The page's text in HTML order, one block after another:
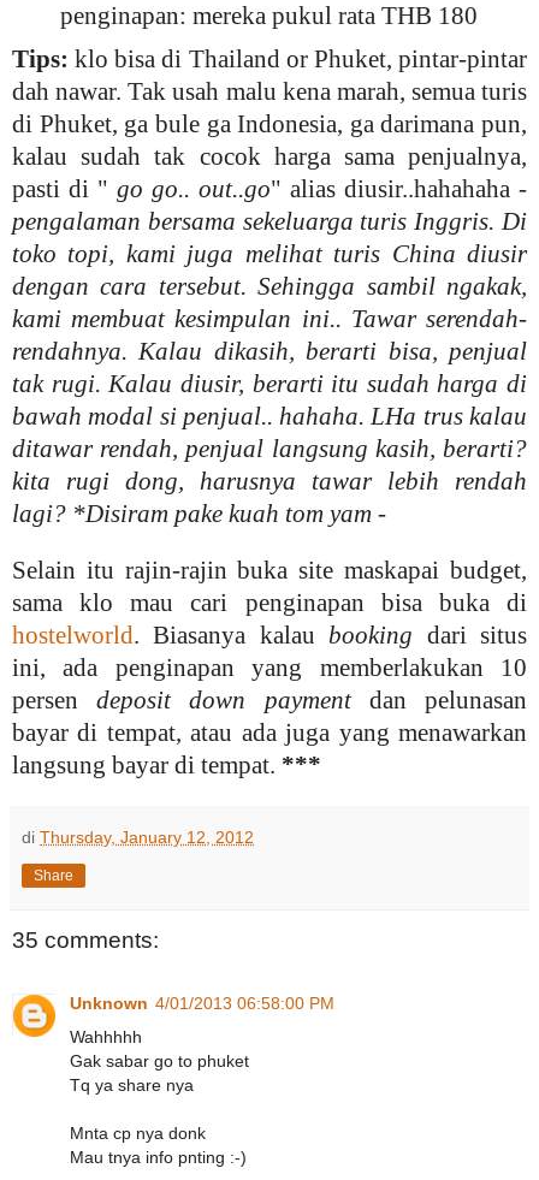
penginapan: mereka pukul rata THB 180
Tips: klo bisa di Thailand or Phuket, pintar-pintar
dah nawar. Tak usah malu kena marah, semua turis
di Phuket, ga bule ga Indonesia, ga darimana pun,
kalau sudah tak cocok harga sama penjualnya,
pasti di " go go.. out..go" alias diusir..hahahaha -
pengalaman bersama sekeluarga turis Inggris. Di
toko topi, kami juga melihat turis China diusir
dengan cara tersebut. Sehingga sambil ngakak,
kami membuat kesimpulan ini.. Tawar serendah-
rendahnya. Kalau dikasih, berarti bisa, penjual
tak rugi. Kalau diusir, berarti itu sudah harga di
bawah modal si penjual.. hahaha. LHa trus kalau
ditawar rendah, penjual langsung kasih, berarti?
kita rugi dong, harusnya tawar lebih rendah
lagi? *Disiram pake kuah tom yam -
Selain itu rajin-rajin buka site maskapai budget,
sama klo mau cari penginapan bisa buka di
hostelworld. Biasanya kalaubooking dari situs
ini, ada penginapan yang memberlakukan 10
persendeposit down paymentdan pelunasan
bayar di tempat, atau ada juga yang menawarkan
langsung bayar di tempat. ***
di Thursday, January 12, 2012
Share
35 comments:
Unknown 4/01/2013 06:58:00 PM
Wahhhhh
Gak sabar go to phuket
Tq ya share nya
Mnta cp nya donk
Mau tnya info pnting :-)